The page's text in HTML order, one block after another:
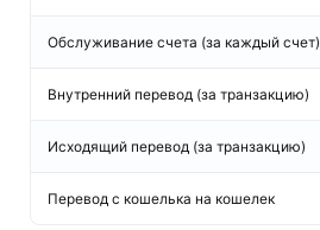
Обслуживание счета (за каждый счет)
Внутренний перевод (за транзакцию)
Исходящий перевод (за транзакцию)
Перевод с кошелька на кошелек